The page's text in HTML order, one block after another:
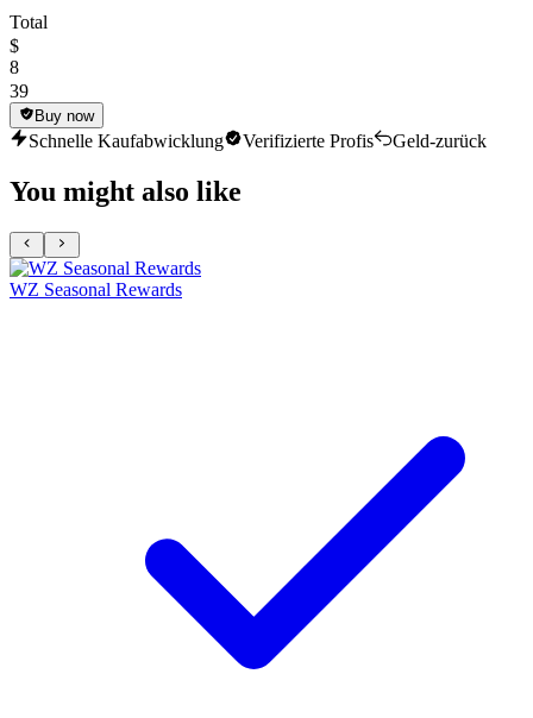
Total
$
8
39
Buy now
Schnelle Kaufabwicklung Verifizierte Profis Geld-zurück
You might also like
WZ Seasonal Rewards